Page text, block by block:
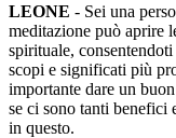
LEONE - Sei una
meditazione può aprire
spirituale,
scopi e significati più
importante dare un
se ci sono tanti benefici
in questo.